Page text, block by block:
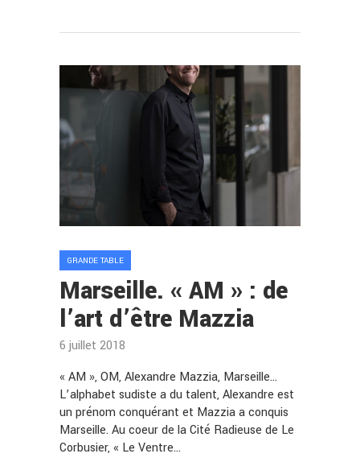
GRANDE TABLE
Marseille. « AM » : de
l’art d’être Mazzia
6 juillet 2018
« AM », OM, Alexandre Mazzia, Marseille…
L’alphabet sudiste a du talent, Alexandre est
un prénom conquérant et Mazzia a conquis
Marseille. Au coeur de la Cité Radieuse de Le
Corbusier, « Le Ventre…